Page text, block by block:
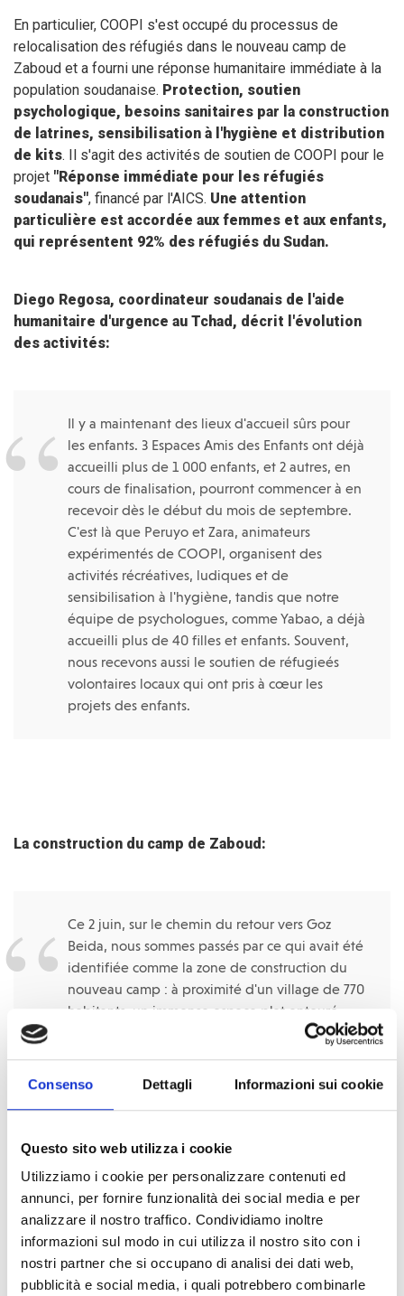
Consenso Dettagli Informazioni sui cookie
Questo sito web utilizza i cookie
Utilizziamo i cookie per personalizzare contenuti ed
annunci, per fornire funzionalità dei social media e per
analizzare il nostro traffico. Condividiamo inoltre
informazioni sul modo in cui utilizza il nostro sito con i
nostri partner che si occupano di analisi dei dati web,
pubblicità e social media, i quali potrebbero combinarle
En particulier, COOPI s'est occupé du processus de
relocalisation des réfugiés dans le nouveau camp de
Zaboud et a fourni une réponse humanitaire immédiate à la
population soudanaise. Protection, soutien
psychologique, besoins sanitaires par la construction
de latrines, sensibilisation à l'hygiène et distribution
de kits. Il s'agit des activités de soutien de COOPI pour le
projet "Réponse immédiate pour les réfugiés
soudanais", financé par l'AICS. Une attention
particulière est accordée aux femmes et aux enfants,
qui représentent 92% des réfugiés du Sudan.
Diego Regosa, coordinateur soudanais de l'aide
humanitaire d'urgence au Tchad, décrit l'évolution
des activités:
Il y a maintenant des lieux d'accueil sûrs pour
les enfants. 3 Espaces Amis des Enfants ont déjà
accueilli plus de 1 000 enfants, et 2 autres, en
cours de finalisation, pourront commencer à en
recevoir dès le début du mois de septembre.
C'est là que Peruyo et Zara, animateurs
expérimentés de COOPI, organisent des
activités récréatives, ludiques et de
sensibilisation à l'hygiène, tandis que notre
équipe de psychologues, comme Yabao, a déjà
accueilli plus de 40 filles et enfants. Souvent,
nous recevons aussi le soutien de réfugieés
volontaires locaux qui ont pris à cœur les
projets des enfants.
La construction du camp de Zaboud:
Ce 2 juin, sur le chemin du retour vers Goz
Beida, nous sommes passés par ce qui avait été
identifiée comme la zone de construction du
nouveau camp : à proximité d'un village de 770
habitants, un immense espace plat entouré
d'un Wuadi (rivière sablonneuse qui se remplit
réseau téléphonique, aucune école ou centre
de santé à des kilomètres à la ronde. Pourtant,
avec des abris d'urgence, un puits relié à
cliniques mobiles et des centres de santé
installés sous des tentes.